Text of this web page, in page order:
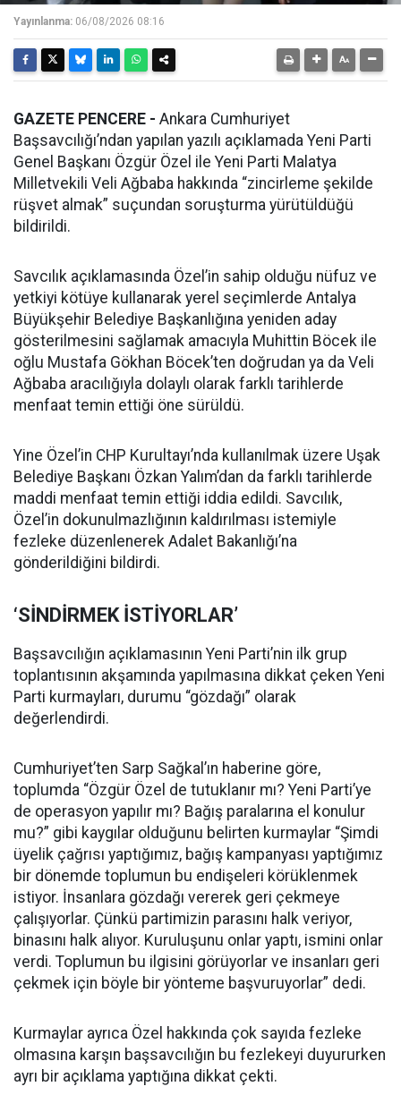
Yayınlanma: 06/08/2026 08:16
GAZETE PENCERE - Ankara Cumhuriyet
Başsavcılığı’ndan yapılan yazılı açıklamada Yeni Parti
Genel Başkanı Özgür Özel ile Yeni Parti Malatya
Milletvekili Veli Ağbaba hakkında “zincirleme şekilde
rüşvet almak” suçundan soruşturma yürütüldüğü
bildirildi.
Savcılık açıklamasında Özel’in sahip olduğu nüfuz ve
yetkiyi kötüye kullanarak yerel seçimlerde Antalya
Büyükşehir Belediye Başkanlığına yeniden aday
gösterilmesini sağlamak amacıyla Muhittin Böcek ile
oğlu Mustafa Gökhan Böcek’ten doğrudan ya da Veli
Ağbaba aracılığıyla dolaylı olarak farklı tarihlerde
menfaat temin ettiği öne sürüldü.
Yine Özel’in CHP Kurultayı’nda kullanılmak üzere Uşak
Belediye Başkanı Özkan Yalım’dan da farklı tarihlerde
maddi menfaat temin ettiği iddia edildi. Savcılık,
Özel’in dokunulmazlığının kaldırılması istemiyle
fezleke düzenlenerek Adalet Bakanlığı’na
gönderildiğini bildirdi.
‘SİNDİRMEK İSTİYORLAR’
Başsavcılığın açıklamasının Yeni Parti’nin ilk grup
toplantısının akşamında yapılmasına dikkat çeken Yeni
Parti kurmayları, durumu “gözdağı” olarak
değerlendirdi.
Cumhuriyet’ten Sarp Sağkal’ın haberine göre,
toplumda “Özgür Özel de tutuklanır mı? Yeni Parti’ye
de operasyon yapılır mı? Bağış paralarına el konulur
mu?” gibi kaygılar olduğunu belirten kurmaylar “Şimdi
üyelik çağrısı yaptığımız, bağış kampanyası yaptığımız
bir dönemde toplumun bu endişeleri körüklenmek
istiyor. İnsanlara gözdağı vererek geri çekmeye
çalışıyorlar. Çünkü partimizin parasını halk veriyor,
binasını halk alıyor. Kuruluşunu onlar yaptı, ismini onlar
verdi. Toplumun bu ilgisini görüyorlar ve insanları geri
çekmek için böyle bir yönteme başvuruyorlar” dedi.
Kurmaylar ayrıca Özel hakkında çok sayıda fezleke
olmasına karşın başsavcılığın bu fezlekeyi duyururken
ayrı bir açıklama yaptığına dikkat çekti.